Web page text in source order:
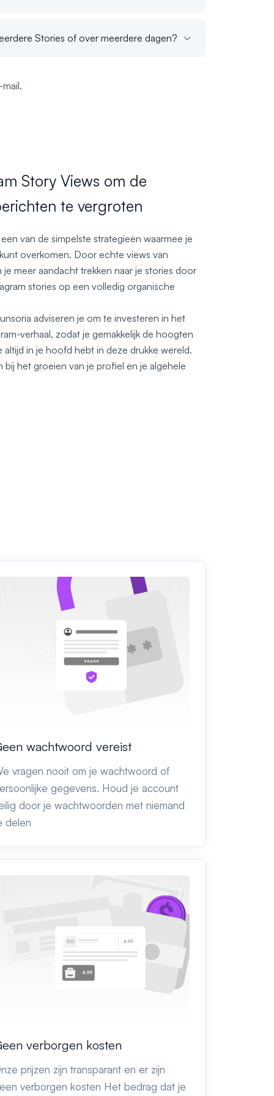
Stories of over meerdere dagen?
Story Views om de
te vergroten
van de simpelste strategieën waarmee je
overkomen. Door echte views van
meer aandacht trekken naar je stories door
stories op een volledig organische
adviseren je om te investeren in het
verhaal, zodat je gemakkelijk de hoogten
altijd in je hoofd hebt in deze drukke wereld.
bij het groeien van je profiel en je algehele
wachtwoord vereist
vragen nooit om je wachtwoord of
gegevens. Houd je account
door je wachtwoorden met niemand
delen
verborgen kosten
prijzen zijn transparant en er zijn
verborgen kosten Het bedrag dat je